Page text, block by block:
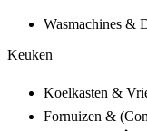
Wasmachines &
Keuken
Koelkasten &
Fornuizen &